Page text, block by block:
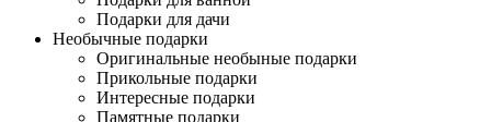
Подарки для дачи
Необычные подарки
Оригинальные необыные подарки
Прикольные подарки
Интересные подарки
Памятные подарки